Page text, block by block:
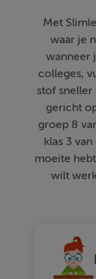
Met
waar je
wanneer
colleges,
stof sneller
gericht
groep 8
klas 3
moeite
wilt